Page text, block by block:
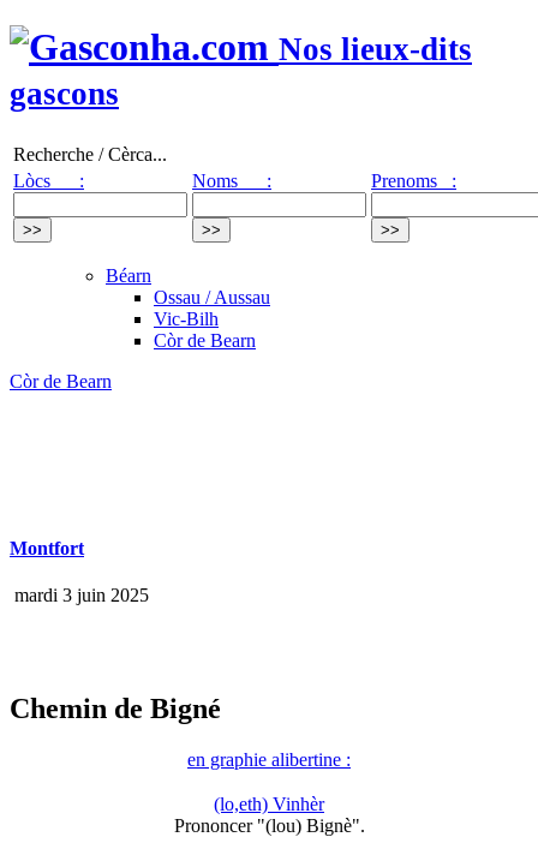
Nos lieux-dits
gascons
Recherche / Cèrca...
Lòcs :
Noms : Prenoms :
Béarn
Ossau / Aussau
Vic-Bilh
Còr de Bearn
Còr de Bearn
Montfort
mardi 3 juin 2025
Chemin de Bigné
en graphie alibertine :
(lo,eth) Vinhèr
Prononcer "(lou) Bignè".